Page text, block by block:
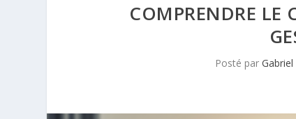
COMPRENDRE LE
Posté par Gabriel